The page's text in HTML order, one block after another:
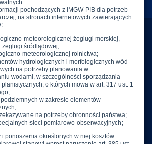
IMGW-PIB
01-673 Warszawa
ul. Podleśna 61
T.(+48) 22 569 41 00
F.(+48) 22 834 18 01
W.www.imgw.pl